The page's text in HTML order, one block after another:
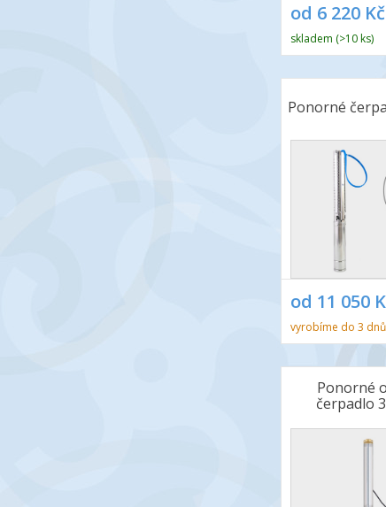
od 6 220 Kč
skladem (>10 ks)
Ponorné
od 11 050
vyrobíme do 3 dnů
Ponorné
čerpadlo